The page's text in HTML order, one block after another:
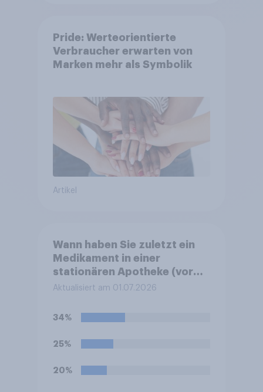
Pride: Werteorientierte
Verbraucher erwarten von
Marken mehr als Symbolik
Artikel
Wann haben Sie zuletzt ein
Medikament in einer
stationären Apotheke (vor
Ort / Ladenapotheke)
Aktualisiert am 01.07.2026
34%
25%
20%